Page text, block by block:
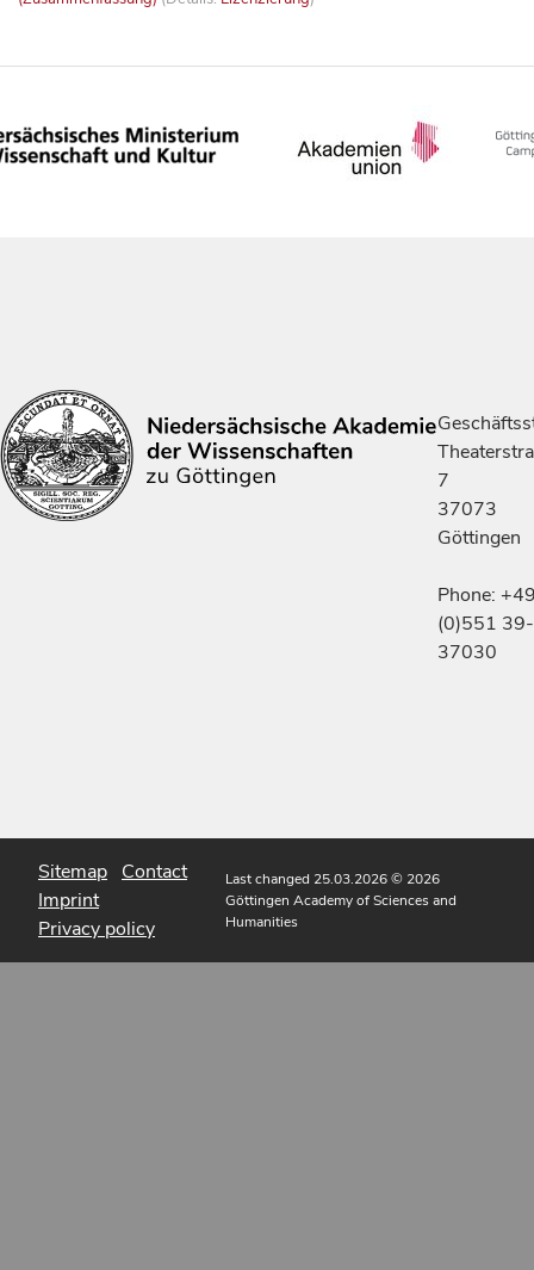
7
37073
Göttingen
Phone:
(0)551 39-
37030
Sitemap Contact
Imprint
Privacy policy
Last changed 25.03.2026© 2026
Göttingen Academy of Sciences and
Humanities